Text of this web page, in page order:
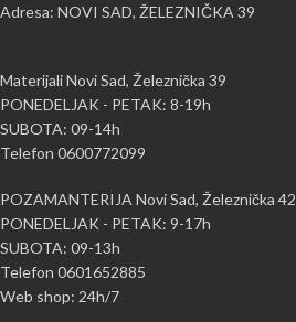
Adresa: NOVI SAD, ŽELEZNIČKA 39
Materijali Novi Sad, Železnička 39
PONEDELJAK - PETAK: 8-19h
SUBOTA: 09-14h
Telefon 0600772099
POZAMANTERIJA Novi Sad, Železnička 42
PONEDELJAK - PETAK: 9-17h
SUBOTA: 09-13h
Telefon 0601652885
Web shop: 24h/7